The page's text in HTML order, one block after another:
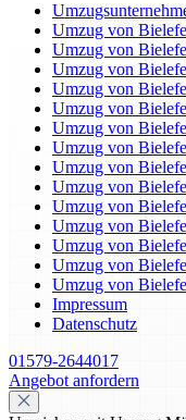
Umzug von
Umzug von
Umzug von
Umzug von
Umzug von
Umzug von
Umzug von
Umzug von
Umzug von
Umzug von
Umzug von
Umzug von
Umzug von
Umzug von
Impressum
Datenschutz
01579-2644017
Angebot anfordern